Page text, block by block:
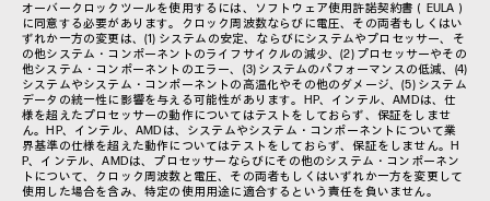
オーバークロックツールを使用するには、ソフトウェア使用許諾契約書（EULA）
に同意する必要があります。クロック周波数ならびに電圧、その両者もしくはい
ずれか一方の変更は、(1) システムの安定、ならびにシステムやプロセッサー、そ
の他システム・コンポーネントのライフサイクルの減少、(2) プロセッサーやその
他システム・コンポーネントのエラー、(3) システムのパフォーマンスの低減、(4)
システムやシステム・コンポーネントの高温化やその他のダメージ、(5) システム
データの統一性に影響を与える可能性があります。HP、インテル、AMDは、仕
様を超えたプロセッサーの動作についてはテストをしておらず、保証をしませ
ん。HP、インテル、AMDは、システムやシステム・コンポーネントについて業
界基準の仕様を超えた動作についてはテストをしておらず、保証をしません。H
P、インテル、AMDは、プロセッサーならびにその他のシステム・コンポーネン
トについて、クロック周波数と電圧、その両者もしくはいずれか一方を変更して
使用した場合を含み、特定の使用用途に適合するという責任を負いません。